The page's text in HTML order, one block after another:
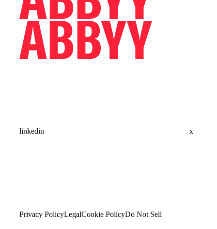
linkedin x
Privacy PolicyLegalCookie PolicyDo Not Sell